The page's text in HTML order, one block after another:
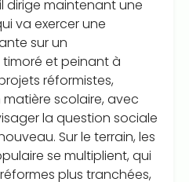
dirige maintenant une
va exercer une
sur un
et peinant à
réformistes,
scolaire, avec
la question sociale
Sur le terrain, les
se multiplient, qui
plus tranchées,